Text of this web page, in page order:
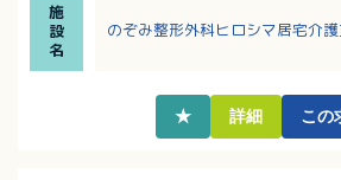
・社用車ありで外出業務にも対応
・育児休業と介護休業の取得実績
施
設
名
のぞみ整形外科ヒロシマ居宅介
★ 詳細 この